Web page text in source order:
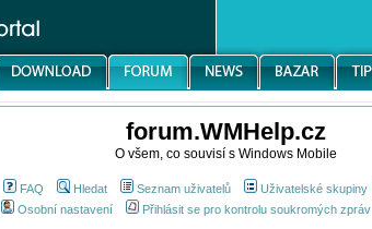
forum.WMHelp.cz
O všem, co souvisí s Windows Mobile
FAQ Hledat Seznam uživatelů Uživatelské skupiny
Osobní nastavení
Přihlásit se pro kontrolu soukromých zpráv